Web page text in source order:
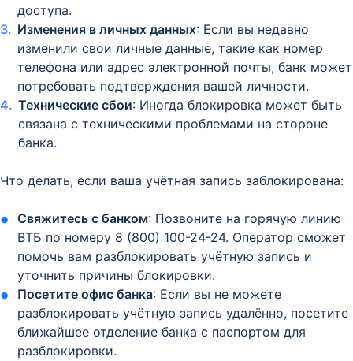
доступа.
Изменения в личных данных: Если вы недавно
изменили свои личные данные, такие как номер
телефона или адрес электронной почты, банк может
потребовать подтверждения вашей личности.
Технические сбои: Иногда блокировка может быть
связана с техническими проблемами на стороне
банка.
Что делать, если ваша учётная запись заблокирована:
Свяжитесь с банком: Позвоните на горячую линию
ВТБ по номеру 8 (800) 100-24-24. Оператор сможет
помочь вам разблокировать учётную запись и
уточнить причины блокировки.
Посетите офис банка: Если вы не можете
разблокировать учётную запись удалённо, посетите
ближайшее отделение банка с паспортом для
разблокировки.